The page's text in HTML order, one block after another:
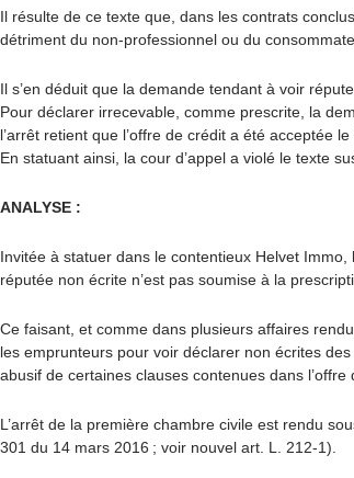
Il résulte de ce texte que, dans les contrats
détriment du non-professionnel ou du
Il s’en déduit que la demande tendant à voir
Pour déclarer irrecevable, comme prescrite, la
l’arrêt retient que l’offre de crédit a été acceptée
En statuant ainsi, la cour d’appel a violé le texte
ANALYSE :
Invitée à statuer dans le contentieux Helvet
réputée non écrite n’est pas soumise à la
Ce faisant, et comme dans plusieurs affaires
les emprunteurs pour voir déclarer non écrites
abusif de certaines clauses contenues dans
L’arrêt de la première chambre civile est rendu
301 du 14 mars 2016 ; voir nouvel art. L. 212-1).